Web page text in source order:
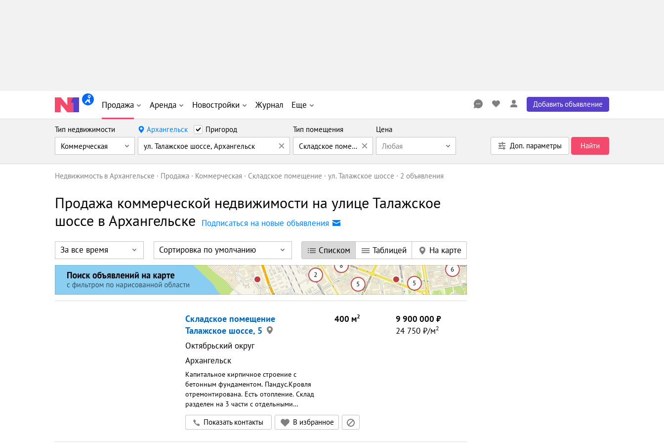
Продажа Аренда Новостройки Журнал Еще Добавить объявление
Тип недвижимости
Коммерческая
Архангельск
Пригород
ул. Талажское шоссе, Архангельск
Тип помещения
Складское помещение
Цена
Любая
Доп. параметры Найти
Недвижимость в Архангельске Продажа Коммерческая Складское помещение ул. Талажское шоссе 2 объявления
Продажа коммерческой недвижимости на улице Талажское
шоссе в Архангельске
Подписаться на новые объявления
За все время Сортировка по умолчанию Списком Таблицей На карте
Складское помещение
Талажское шоссе, 5
Октябрьский округ
Архангельск
Капитальное кирпичное строение с
бетонным фундаментом. Пандус.Кровля
отремонтирована. Есть отопление. Склад
разделен на 3 части с отдельными
входами. Земельный участок под зданием в
собственности. На данный момент сдано в
Показать контакты В избранное
400 м2
9 900 000
24 750
/м2